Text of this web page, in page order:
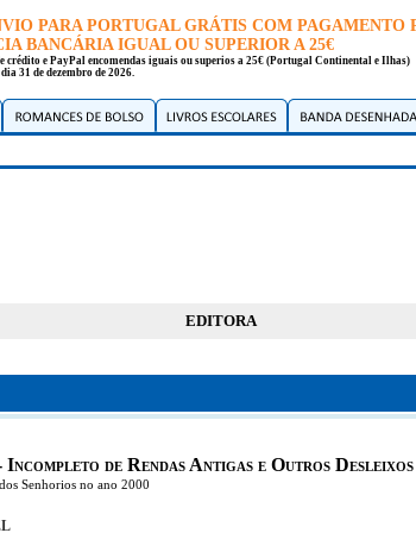
PARA PORTUGAL GRÁTIS COM PAGAMENTO
BANCÁRIA IGUAL OU SUPERIOR A 25€
crédito e PayPal encomendas iguais ou superios a 25€ (Portugal Continental e Ilhas)
31 de dezembro de 2026.
EDITORA
de Rendas Antigas e Outros Desleixos
Senhorios no ano 2000